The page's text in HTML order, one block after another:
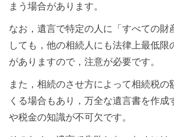
まう場合があります。
なお，遺言で特定の人に「すべての財
しても，他の相続人にも法律上最低限
がありますので，注意が必要です。
また，相続のさせ方によって相続税の
くる場合もあり，万全な遺言書を作成
や税金の知識が不可欠です。